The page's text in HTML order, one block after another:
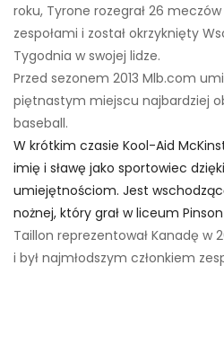
roku, Tyrone rozegrał 26
zespołami i został okrzyknięty
Tygodnia w swojej lidze.
Przed sezonem 2013 Mlb.com
piętnastym miejscu najbardziej
baseball.
W krótkim czasie Kool-Aid
imię i sławę jako sportowiec
umiejętnościom. Jest
nożnej, który grał w liceum
Taillon reprezentował Kanadę w
i był najmłodszym członkiem